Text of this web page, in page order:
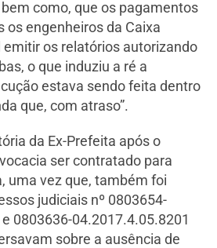
como, que os pagamentos
os engenheiros da Caixa
emitir os relatórios autorizando
o que induziu a ré a
estava sendo feita dentro
que, com atraso”.
da Ex-Prefeita após o
ser contratado para
uma vez que, também foi
judiciais nº 0803654-
0803636-04.2017.4.05.8201
sobre a ausência de